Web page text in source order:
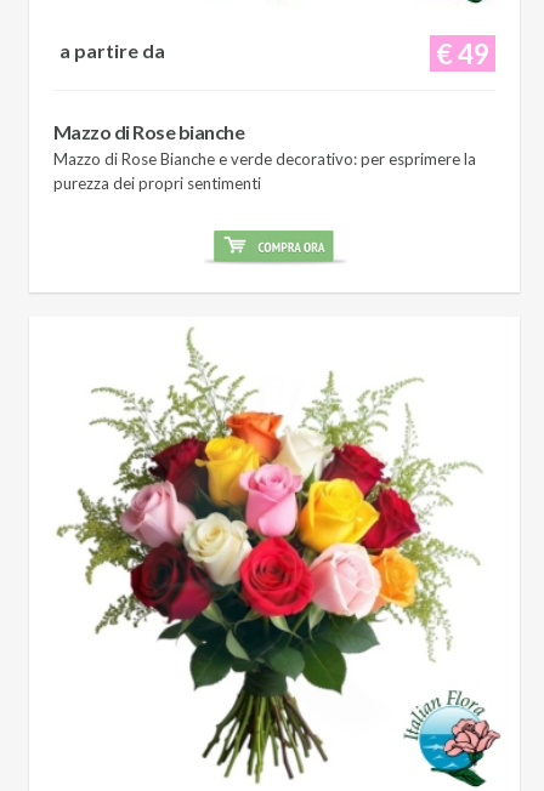
€ 49
a partire da
Mazzo di Rose bianche
Mazzo di Rose Bianche e verde decorativo: per esprimere la
purezza dei propri sentimenti